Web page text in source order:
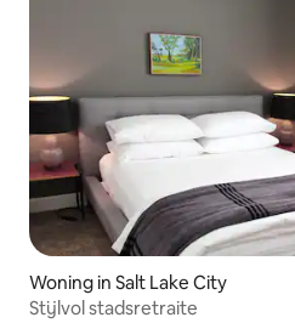
Woning in Salt Lake City
Stijlvol stadsretraite